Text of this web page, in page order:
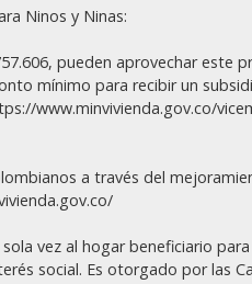
Ninos y Ninas:
pueden aprovechar este
mínimo para recibir un
www.minvivienda.gov.co/
a través del
vez al hogar beneficiario
social. Es otorgado por las